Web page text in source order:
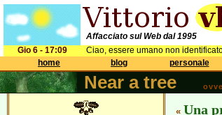
Affacciato sul Web dal 1995
Gio 6 - 17:09
Ciao, essere umano non
home
blog personale
Near a tree
« Una